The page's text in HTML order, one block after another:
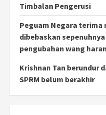
Timbalan Pengerusi
Peguam Negara terima
dibebaskan
pengubahan wang
Krishnan Tan berundur
SPRM belum berakhir